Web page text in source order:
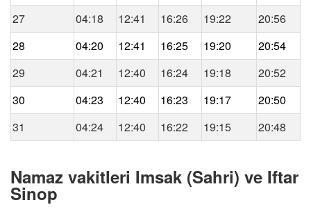
27
04:18 12:41 16:26 19:22
20:56
28
04:20 12:41 16:25 19:20
20:54
29
04:21 12:40 16:24 19:18
20:52
30
04:23 12:40 16:23 19:17
20:50
31
04:24 12:40 16:22 19:15 20:48
Namaz vakitleri Imsak (Sahri) ve Iftar
Sinop